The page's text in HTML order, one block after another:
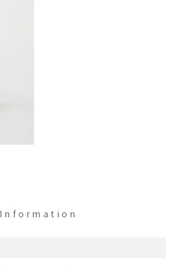
Information